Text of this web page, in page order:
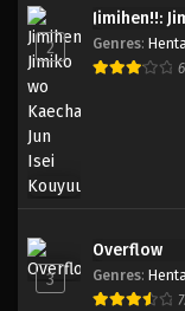
2
Jimihen!!:
Genres:
3
Overflow
Genres: